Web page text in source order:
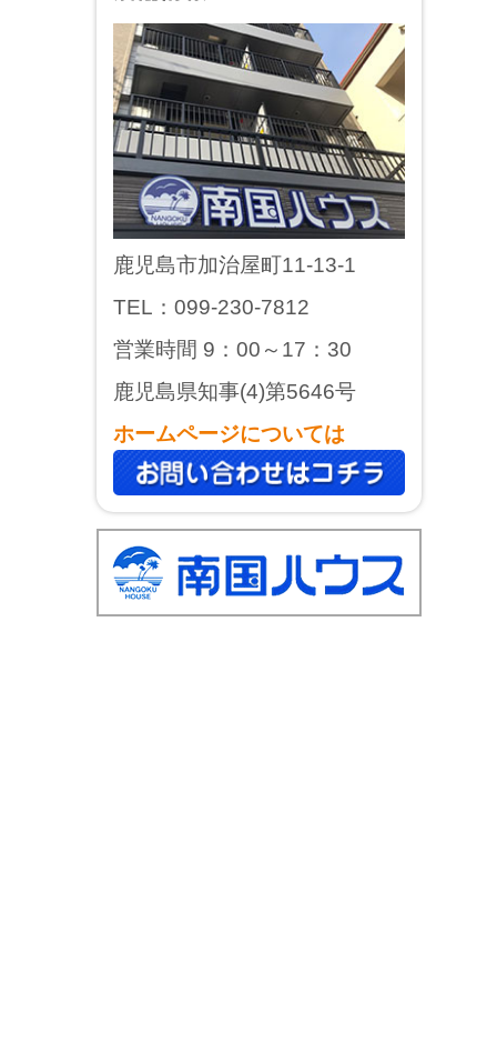
鹿児島市加治屋町11-13-1
TEL：099-230-7812
営業時間 9：00～17：30
鹿児島県知事(4)第5646号
ホームページについては